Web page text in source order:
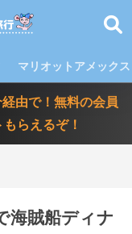
マリオットアメック
由で！無料の会員
らえるぞ！
海賊船ディナ